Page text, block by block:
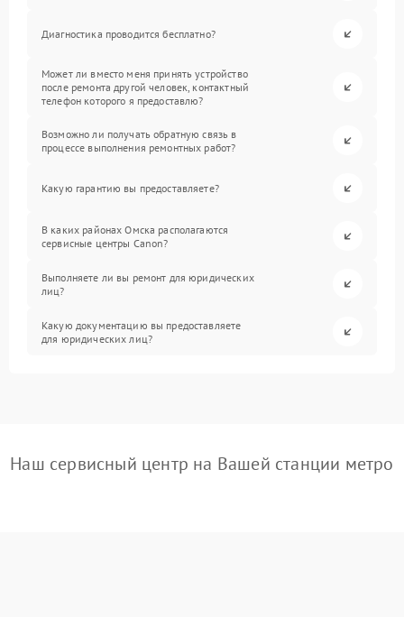
Диагностика проводится бесплатно?
Может ли вместо меня принять устройство
после ремонта другой человек, контактный
телефон которого я предоставлю?
Возможно ли получать обратную связь в
процессе выполнения ремонтных работ?
Какую гарантию вы предоставляете?
В каких районах Омска располагаются
сервисные центры Canon?
Выполняете ли вы ремонт для юридических
лиц?
Какую документацию вы предоставляете
для юридических лиц?
Наш сервисный центр на Вашей станции метро